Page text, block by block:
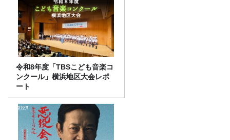
令和8年度「TBSこども音楽コ
ンクール」横浜地区大会レポ
ート